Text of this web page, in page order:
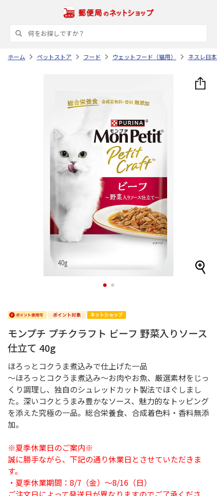
ホーム ペットストア フード ウェットフード（猫用） ネスレ日
1 2
モンプチ プチクラフト ビーフ 野菜入りソース
仕立て 40g
ほろっとコクうま煮込みで仕上げた一品
～ほろっとコクうま煮込み～お肉やお魚、厳選素材をじっ
くり調理し、独自のシュレッドカット製法でほぐしまし
た。深いコクとうまみ豊かなソース、魅力的なトッピング
を添えた究極の一品。総合栄養食、合成着色料・香料無添
加。
※夏季休業日のご案内※
誠に勝手ながら、下記の通り休業日とさせていただきま
す。
・夏季休業期間：8/7（金）～8/16（日）